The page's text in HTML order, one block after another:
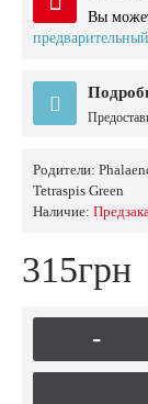
Вы
Родители:
Tetraspis Green
Наличие:
315грн
-